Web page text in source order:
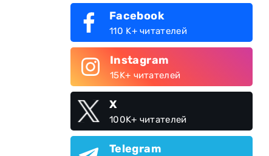
Facebook
110 K+ читателей
Instagram
15K+ читателей
X
100K+ читателей
Telegram